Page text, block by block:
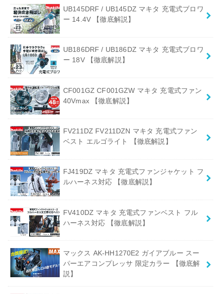
UB145DRF / UB145DZ マキタ 充電式ブロワ
ー 14.4V 【徹底解説】
UB186DRF / UB186DZ マキタ 充電式ブロワ
ー 18V 【徹底解説】
CF001GZ CF001GZW マキタ 充電式ファン
40Vmax 【徹底解説】
FV211DZ FV211DZN マキタ 充電式ファン
ベスト エルゴライト 【徹底解説】
FJ419DZ マキタ 充電式ファンジャケット フ
ルハーネス対応 【徹底解説】
FV410DZ マキタ 充電式ファンベスト フル
ハーネス対応 【徹底解説】
マックス AK-HH1270E2 ガイアブルー スー
パーエアコンプレッサ 限定カラー 【徹底解
説】